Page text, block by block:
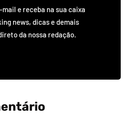
e receba na sua caixa
news, dicas e demais
da nossa redação.